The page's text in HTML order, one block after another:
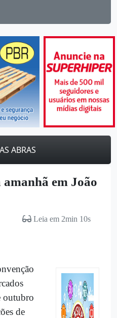
ABRAS
amanhã em João
Leia em 2min 10s
outubro
de